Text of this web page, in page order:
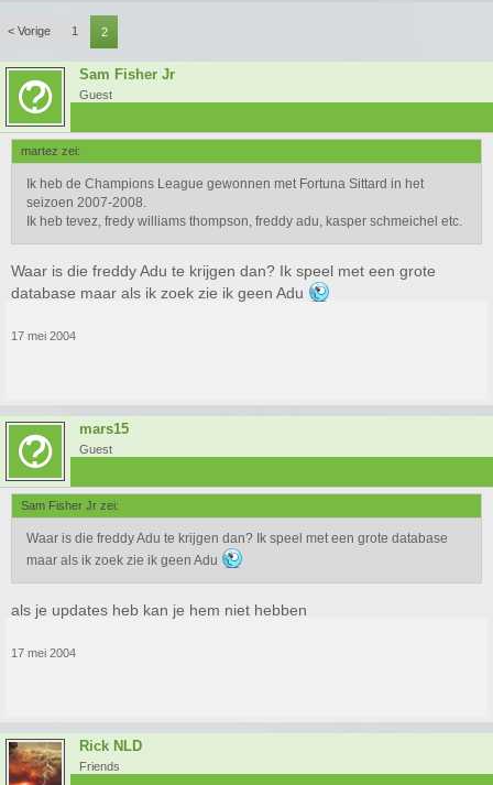
< Vorige 1 2
Sam Fisher Jr
Guest
martez zei:
Ik heb de Champions League gewonnen met Fortuna Sittard in het
seizoen 2007-2008.
Ik heb tevez, fredy williams thompson, freddy adu, kasper schmeichel etc.
Waar is die freddy Adu te krijgen dan? Ik speel met een grote
database maar als ik zoek zie ik geen Adu
17 mei 2004
mars15
Guest
Sam Fisher Jr zei:
Waar is die freddy Adu te krijgen dan? Ik speel met een grote database
maar als ik zoek zie ik geen Adu
als je updates heb kan je hem niet hebben
17 mei 2004
Rick NLD
Friends